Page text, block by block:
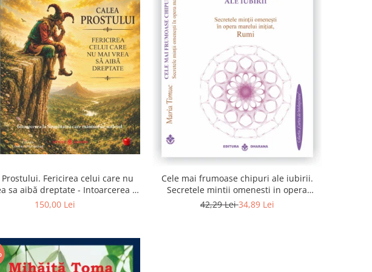
Prostului. Fericirea celui care nu
sa aibă dreptate - Intoarcerea la
care mantuieste sufletul
150,00 Lei
Cele mai frumoase chipuri ale iubirii.
Secretele mintii omenesti in opera
marelui initiat, Rumi
42,29 Lei34,89 Lei